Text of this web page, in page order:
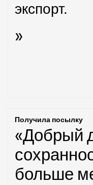
экспорт.
»
Получила посылку
«Добрый
больше